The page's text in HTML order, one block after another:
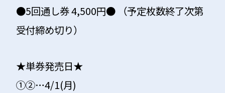
●5回通し券 4,500円● （予定枚数終了次第
受付締め切り）
★単券発売日★
①②…4/1(月)